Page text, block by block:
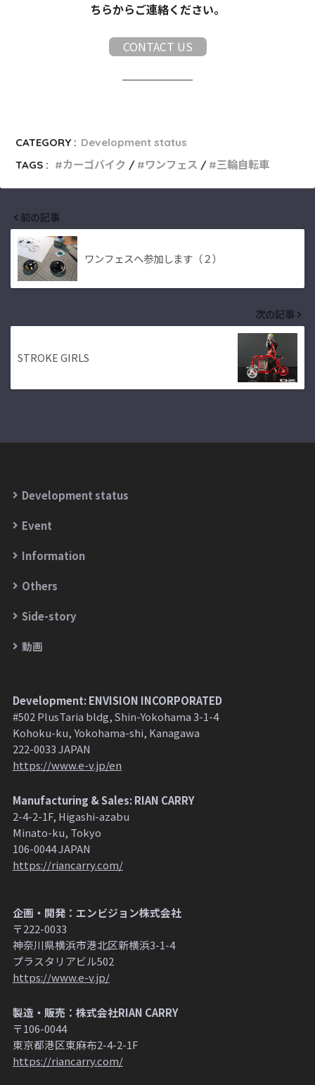
ちらからご連絡ください。
CONTACT US
CATEGORY : Development status
TAGS :
カーゴバイク ワンフェス 三輪自転車
前の記事
ワンフェスへ参加します（２）
次の記事
STROKE GIRLS
Development status
Event
Information
Others
Side-story
動画
Development: ENVISION INCORPORATED
#502 PlusTaria bldg, Shin-Yokohama 3-1-4
Kohoku-ku, Yokohama-shi, Kanagawa
222-0033 JAPAN
https://www.e-v.jp/en
Manufacturing & Sales: RIAN CARRY
2-4-2-1F, Higashi-azabu
Minato-ku, Tokyo
106-0044 JAPAN
https://riancarry.com/
企画・開発：エンビジョン株式会社
〒222-0033
神奈川県横浜市港北区新横浜3-1-4
プラスタリアビル502
https://www.e-v.jp/
製造・販売：株式会社RIAN CARRY
〒106-0044
東京都港区東麻布2-4-2-1F
https://riancarry.com/